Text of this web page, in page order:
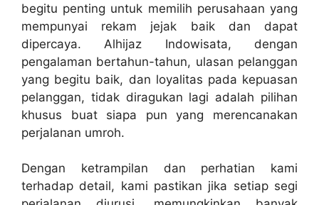
begitu penting untuk memilih perusahaan yang
mempunyai rekam jejak baik dan dapat
dipercaya. Alhijaz Indowisata, dengan
pengalaman bertahun-tahun, ulasan pelanggan
yang begitu baik, dan loyalitas pada kepuasan
pelanggan, tidak diragukan lagi adalah pilihan
khusus buat siapa pun yang merencanakan
perjalanan umroh.
Dengan ketrampilan dan perhatian kami
terhadap detail, kami pastikan jika setiap segi